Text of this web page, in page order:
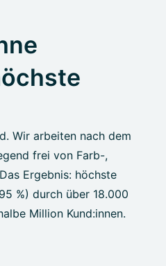
Wir arbeiten nach dem
frei von Farb-,
Ergebnis: höchste
%) durch über 18.000
Million Kund:innen.